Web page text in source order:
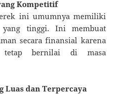
Kompetitif
ini umumnya memiliki
tinggi. Ini membuat
secara finansial karena
tetap bernilai di masa
Luas dan Terpercaya